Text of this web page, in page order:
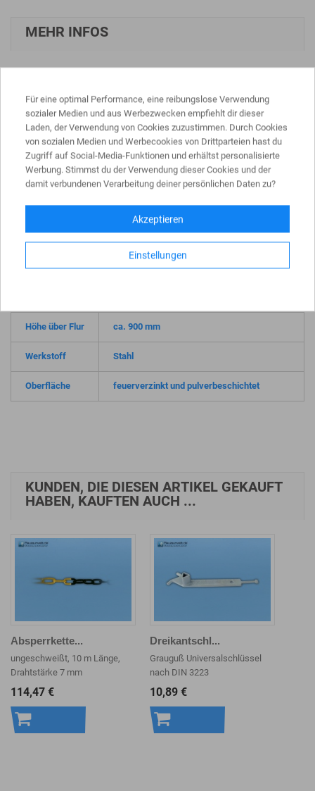
MEHR INFOS
Absperrpfosten76 mm umlegbar mit Bodenplatte, in vier
verschiedenen Ausführungen erhältlich.
Wahlweise mit Dreikantverschluss, Profilzylinderschloß & 3
Schlüssel für Dübelbefestigung oder zum Einbetonieren
mittels einer Bodenhülse (ca. 400 mm Unterflur).
Pollerhat 900 mm Überflur, eine Bodenplatte 100 x 150 mm,
das Stahlrohr 76 mm mit aufgeschweißter Stahlkappe ist
reflektierenden Leuchtstreifen.
Höhe über Flur ca. 900 mm
Werkstoff Stahl
Oberfläche feuerverzinkt und pulverbeschichtet
KUNDEN, DIE DIESEN ARTIKEL GEKAUFT
HABEN, KAUFTEN AUCH ...
Absperrkette...
ungeschweißt, 10 m Länge,
Drahtstärke 7 mm
114,47 €
Dreikantschl...
Grauguß Universalschlüssel
nach DIN 3223
10,89 €
Für eine optimal Performance, eine reibungslose Verwendung
sozialer Medien und aus Werbezwecken empfiehlt dir dieser
Laden, der Verwendung von Cookies zuzustimmen. Durch Cookies
von sozialen Medien und Werbecookies von Drittparteien hast du
Zugriff auf Social-Media-Funktionen und erhältst personalisierte
Werbung. Stimmst du der Verwendung dieser Cookies und der
damit verbundenen Verarbeitung deiner persönlichen Daten zu?
Akzeptieren
Einstellungen